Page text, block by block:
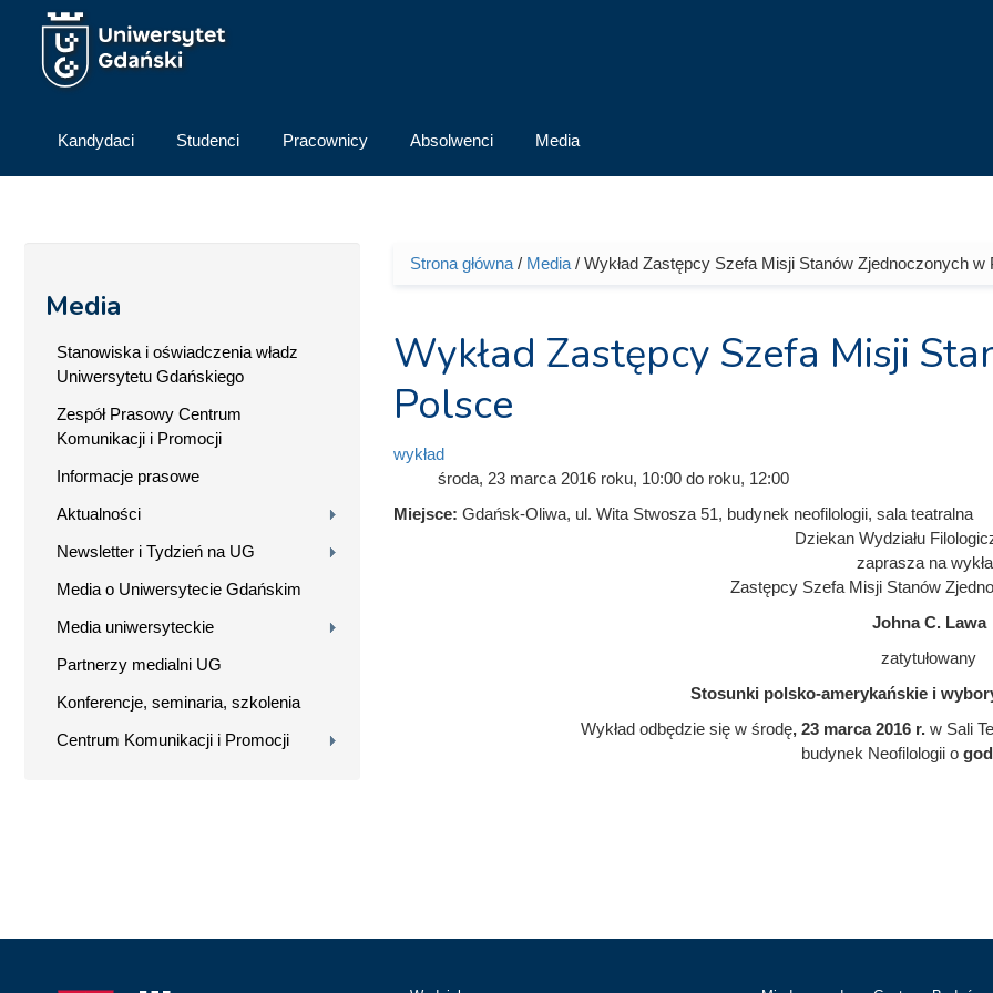
Przejdź do treści
Kandydaci Studenci Pracownicy Absolwenci Media
Media
Stanowiska i oświadczenia władz
Uniwersytetu Gdańskiego
Zespół Prasowy Centrum
Komunikacji i Promocji
Informacje prasowe
Aktualności
Newsletter i Tydzień na UG
Media o Uniwersytecie Gdańskim
Media uniwersyteckie
Partnerzy medialni UG
Konferencje, seminaria, szkolenia
Centrum Komunikacji i Promocji
Jesteś tutaj
Strona główna/ Media/ Wykład Zastępcy Szefa Misji Stanów Zjednoczonych w
Wykład Zastępcy Szefa Misji
Polsce
wykład
środa, 23 marca 2016 roku, 10:00do roku, 12:00
Miejsce: Gdańsk-Oliwa, ul. Wita Stwosza 51, budynek neofilologii, sala teatralna
Dziekan Wydziału
zaprasza na
Zastępcy Szefa Misji Stanów
Johna C. Lawa
zatytułowany
Stosunki polsko-amerykańskie i
Wykład odbędzie się w środę, 23 marca 2016 r.w Sali
budynek Neofilologii o